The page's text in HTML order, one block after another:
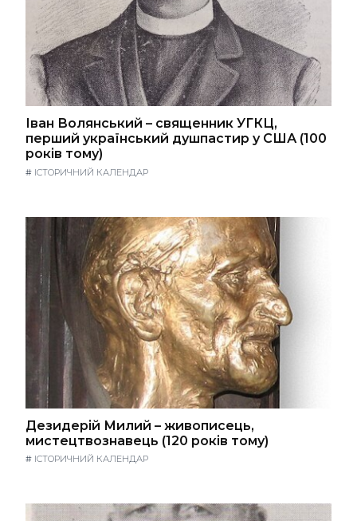
Іван Волянський – священник УГКЦ,
перший український душпастир у США (100
років тому)
# ІСТОРИЧНИЙ КАЛЕНДАР
Дезидерій Милий – живописець,
мистецтвознавець (120 років тому)
# ІСТОРИЧНИЙ КАЛЕНДАР